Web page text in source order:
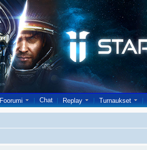
Foorumi Chat Replay Turnaukset